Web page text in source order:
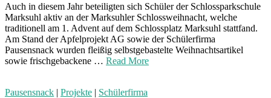
Auch in diesem Jahr beteiligten sich Schüler der Schlossparkschule
Marksuhl aktiv an der Marksuhler Schlossweihnacht, welche
traditionell am 1. Advent auf dem Schlossplatz Marksuhl stattfand.
Am Stand der Apfelprojekt AG sowie der Schülerfirma
Pausensnack wurden fleißig selbstgebastelte Weihnachtsartikel
sowie frischgebackene … Read More
Pausensnack | Projekte | Schülerfirma